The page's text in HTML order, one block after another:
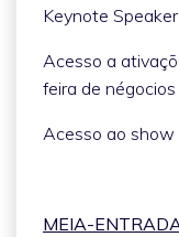
Keynote
Acesso a
feira de négocios
Acesso ao
MEIA-